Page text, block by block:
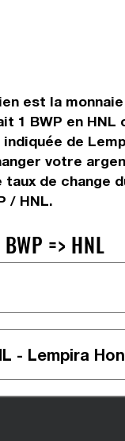
est la
1 BWP en
de
votre
de change
/ HNL.
=> HNL